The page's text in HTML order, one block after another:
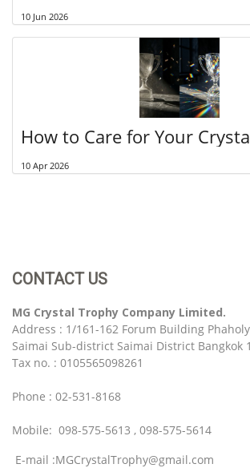
10 Jun 2026
How to Care for Your
10 Apr 2026
CONTACT US
MG Crystal Trophy Company Limited.
Address : 1/161-162 Forum Building
Saimai Sub-district Saimai District Bangkok
Tax no. : 0105565098261
Phone : 02-531-8168
Mobile: 098-575-5613 , 098-575-5614
E-mail :MGCrystalTrophy@gmail.com